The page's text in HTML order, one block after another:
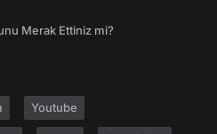
Merak Ettiniz mi?
Youtube